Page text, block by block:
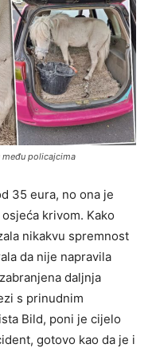
među policajcima
35 eura, no ona je
krivom. Kako
nikakvu spremnost
da nije napravila
daljnja
s prinudnim
Bild, poni je cijelo
gotovo kao da je i